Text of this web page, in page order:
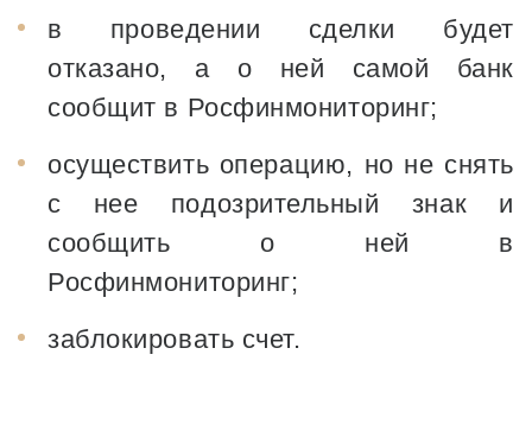
в проведении сделки будет
отказано, а о ней самой банк
сообщит в Росфинмониторинг;
осуществить операцию, но не снять
с нее подозрительный знак и
сообщить о ней в
Росфинмониторинг;
заблокировать счет.